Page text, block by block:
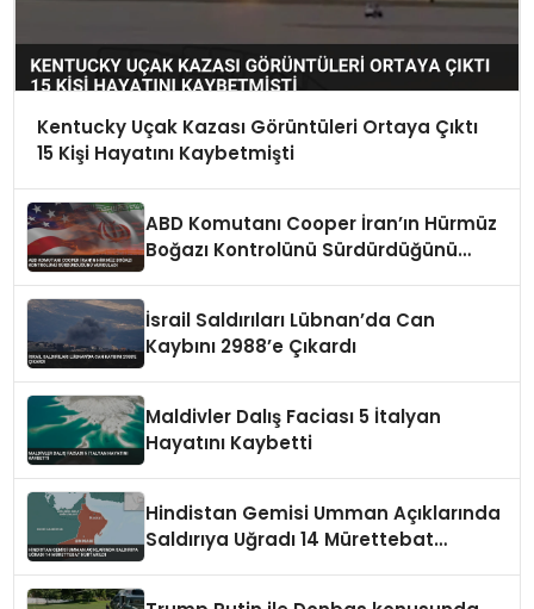
Kentucky Uçak Kazası Görüntüleri Ortaya Çıktı
15 Kişi Hayatını Kaybetmişti
ABD Komutanı Cooper İran’ın Hürmüz
Boğazı Kontrolünü Sürdürdüğünü
İsrail Saldırıları Lübnan’da Can
Kaybını 2988’e Çıkardı
Maldivler Dalış Faciası 5 İtalyan
Hayatını Kaybetti
Hindistan Gemisi Umman Açıklarında
Saldırıya Uğradı 14 Mürettebat